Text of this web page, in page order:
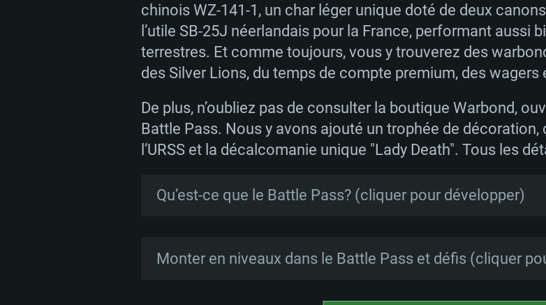
chinois WZ-141-1, un char léger unique doté de deux
l’utile SB-25J néerlandais pour la France, performant aussi
terrestres. Et comme toujours, vous y trouverez des
des Silver Lions, du temps de compte premium, des wagers
De plus, n’oubliez pas de consulter la boutique Warbond,
Battle Pass. Nous y avons ajouté un trophée de
l’URSS et la décalcomanie unique "Lady Death". Tous les
Qu’est-ce que le Battle Pass? (cliquer pour développer)
récompenses en accomplissant des défis et en obtenant
récompenses vont des Silver Lions et boosters à des
Monter en niveaux dans le Battle Pass et défis (cliquer